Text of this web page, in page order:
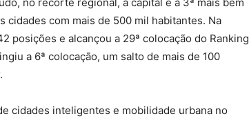
no recorte regional, a capital é a 3ª mais bem
cidades com mais de 500 mil habitantes. Na
posições e alcançou a 29ª colocação do Ranking
a 6ª colocação, um salto de mais de 100
cidades inteligentes e mobilidade urbana no